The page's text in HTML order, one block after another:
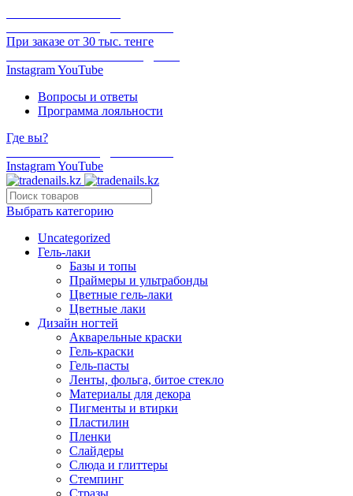
При заказе от 30 тыс. тенге
InstagramYouTube
Вопросы и ответы
Программа лояльности
Где вы?
InstagramYouTube
Выбрать категорию
Uncategorized
Гель-лаки
Базы и топы
Праймеры и ультрабонды
Цветные гель-лаки
Цветные лаки
Дизайн ногтей
Акварельные краски
Гель-краски
Гель-пасты
Ленты, фольга, битое стекло
Материалы для декора
Пигменты и втирки
Пластилин
Пленки
Слайдеры
Слюда и глиттеры
Стемпинг
Стразы